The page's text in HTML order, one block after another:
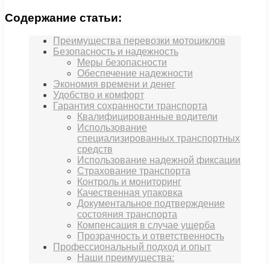
Содержание статьи:
Преимущества перевозки мотоциклов
Безопасность и надежность
Меры безопасности
Обеспечение надежности
Экономия времени и денег
Удобство и комфорт
Гарантия сохранности транспорта
Квалифицированные водители
Использование
специализированных транспортных
средств
Использование надежной фиксации
Страхование транспорта
Контроль и мониторинг
Качественная упаковка
Документальное подтверждение
состояния транспорта
Компенсация в случае ущерба
Прозрачность и ответственность
Профессиональный подход и опыт
Наши преимущества: